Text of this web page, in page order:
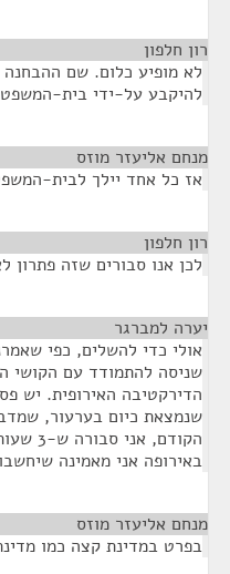
רון חלפון
לא מופיע כלום. שם ההבחנה
להיקבע על-ידי בית-
מנחם אליעזר מוזס
אז כל אחד יילך לבית-
רון חלפון
לכן אנו סבורים שזה פתרון
יערה למברגר
אולי כדי להשלים, כפי
שניסה להתמודד עם הקושי
הדירקטיבה האירופית. יש
באירופה אני מאמינה
מנחם אליעזר מוזס
בפרט במדינת קצה כמו